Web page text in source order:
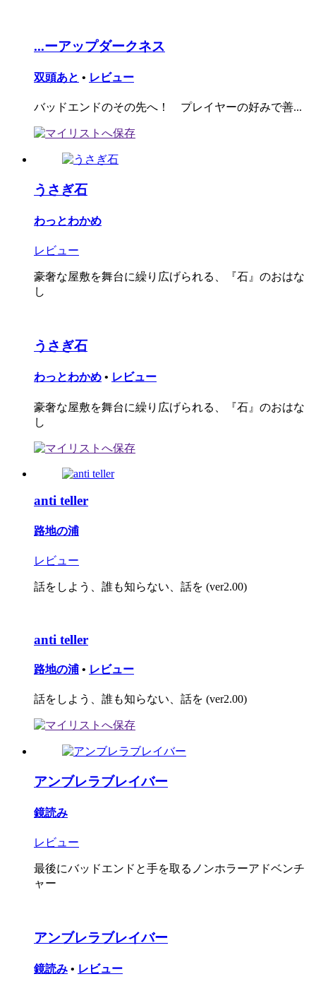
...ーアップダークネス
双頭あと • レビュー
バッドエンドのその先へ！ プレイヤーの好みで善...
うさぎ石
わっとわかめ
レビュー
豪奢な屋敷を舞台に繰り広げられる、『石』のおはな
し
うさぎ石
わっとわかめ • レビュー
豪奢な屋敷を舞台に繰り広げられる、『石』のおはな
し
anti teller
路地の浦
レビュー
話をしよう、誰も知らない、話を (ver2.00)
anti teller
路地の浦 • レビュー
話をしよう、誰も知らない、話を (ver2.00)
アンブレラブレイバー
鏡読み
レビュー
最後にバッドエンドと手を取るノンホラーアドベンチ
ャー
アンブレラブレイバー
鏡読み • レビュー